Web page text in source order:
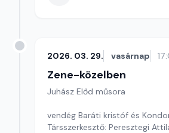
2026. 03. 29. vasárnap
Zene-közelben
Juhász Előd műsora
vendég Baráti kristóf és
Társszerkesztő: Peresztegi